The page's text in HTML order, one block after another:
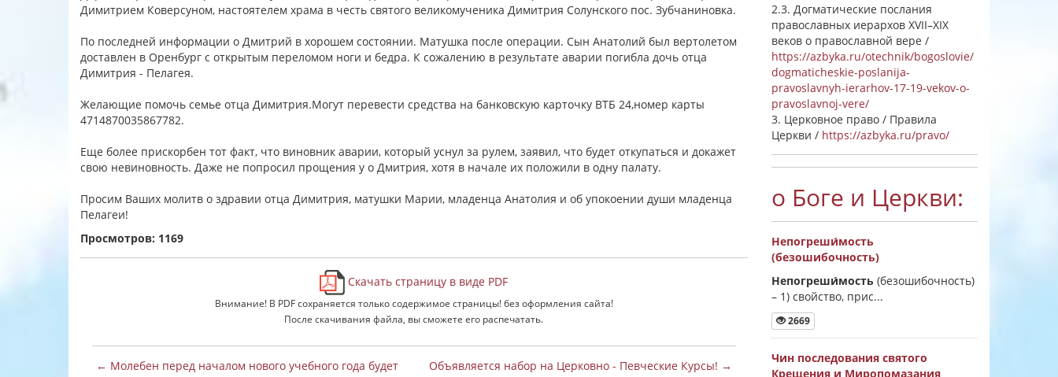
Димитрием Коверсуном, настоятелем храма в честь святого великомученика Димитрия Солунского пос. Зубчаниновка.
По последней информации о Дмитрий в хорошем состоянии. Матушка после операции. Сын Анатолий был вертолетом
доставлен в Оренбург с открытым переломом ноги и бедра. К сожалению в результате аварии погибла дочь отца
Димитрия - Пелагея.
Желающие помочь семье отца Димитрия.Могут перевести средства на банковскую карточку ВТБ 24,номер карты
4714870035867782.
Еще более прискорбен тот факт, что виновник аварии, который уснул за рулем, заявил, что будет откупаться и докажет
свою невиновность. Даже не попросил прощения у о Дмитрия, хотя в начале их положили в одну палату.
Просим Ваших молитв о здравии отца Димитрия, матушки Марии, младенца Анатолия и об упокоении души младенца
Пелагеи!
Просмотров: 1169
Скачать страницу в виде PDF
Внимание! В PDF сохраняется только содержимое страницы! без оформления сайта!
После скачивания файла, вы сможете его распечатать.
← Молебен перед началом нового учебного года будет
Объявляется набор на Церковно - Певческие Курсы! →
2.3. Догматические послания
православных иерархов XVII–XIX
веков о православной вере /
https://azbyka.ru/otechnik/bogoslovie/
dogmaticheskie-poslanija-
pravoslavnyh-ierarhov-17-19-vekov-o-
pravoslavnoj-vere/
3. Церковное право / Правила
Церкви / https://azbyka.ru/pravo/
о Боге и Церкви:
Непогреши́мость
(безошибочность)
Непогреши́мость (безошибочность)
–1) свойство, прис...
2669
Чин последования святого
Крещения и Миропомазания